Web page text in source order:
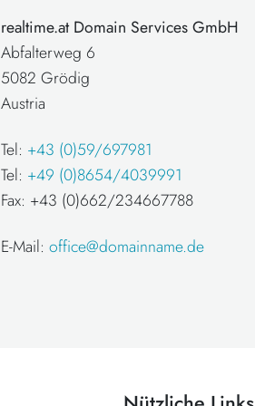
realtime.at Domain Services GmbH
Abfalterweg 6
5082 Grödig
Austria
Tel: +43 (0)59/697981
Tel: +49 (0)8654/4039991
Fax: +43 (0)662/234667788
E-Mail:office@domainname.de